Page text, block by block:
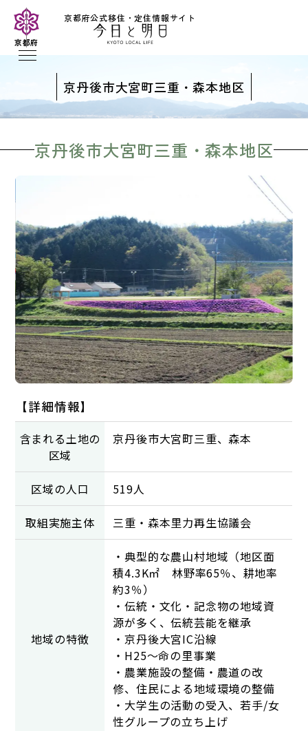
京都府公式移住・定住情報サイト
京都府
京丹後市大宮町三重・森本地区
京丹後市大宮町三重・森本地区
【詳細情報】
含まれる土地の
区域
京丹後市大宮町三重、森本
区域の人口 519人
取組実施主体 三重・森本里力再生協議会
地域の特徴
・典型的な農山村地域（地区面
積4.3K㎡ 林野率65％、耕地率
約3％）
・伝統・文化・記念物の地域資
源が多く、伝統芸能を継承
・京丹後大宮IC沿線
・H25～命の里事業
・農業施設の整備・農道の改
修、住民による地域環境の整備
・大学生の活動の受入、若手/女
性グループの立ち上げ